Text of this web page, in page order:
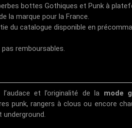
bottes Gothiques et Punk à
la marque pour la France.
du catalogue disponible en
remboursables.
l’audace et l’originalité de la mode
punk, rangers à clous ou encore
underground.